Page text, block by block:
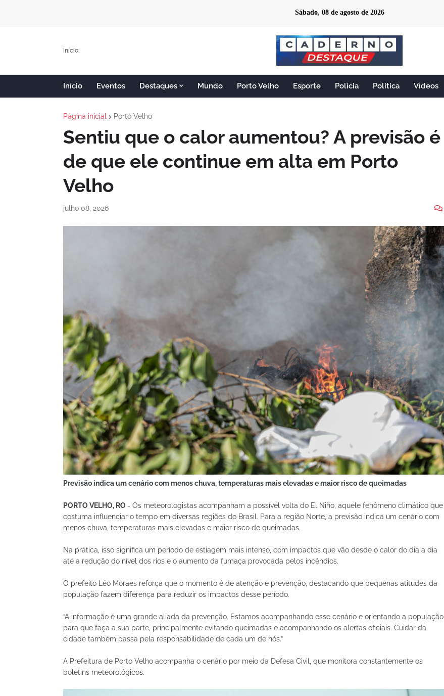
Sábado, 08 de agosto de 2026
Início
Início Eventos Destaques Mundo Porto Velho Esporte Polícia Política Vídeos
Página inicial Porto Velho
Sentiu que o calor aumentou? A previsão é
de que ele continue em alta em Porto
Velho
julho 08, 2026
Previsão indica um cenário com menos chuva, temperaturas mais elevadas e maior risco de queimadas
PORTO VELHO, RO - Os meteorologistas acompanham a possível volta do El Niño, aquele fenômeno climático que
costuma influenciar o tempo em diversas regiões do Brasil. Para a região Norte, a previsão indica um cenário com
menos chuva, temperaturas mais elevadas e maior risco de queimadas.
Na prática, isso significa um período de estiagem mais intenso, com impactos que vão desde o calor do dia a dia
até a redução do nível dos rios e o aumento da fumaça provocada pelos incêndios.
O prefeito Léo Moraes reforça que o momento é de atenção e prevenção, destacando que pequenas atitudes da
população fazem diferença para reduzir os impactos desse período.
“A informação é uma grande aliada da prevenção. Estamos acompanhando esse cenário e orientando a população
para que faça a sua parte, principalmente evitando queimadas e acompanhando os alertas oficiais. Cuidar da
cidade também passa pela responsabilidade de cada um de nós.”
A Prefeitura de Porto Velho acompanha o cenário por meio da Defesa Civil, que monitora constantemente os
boletins meteorológicos.